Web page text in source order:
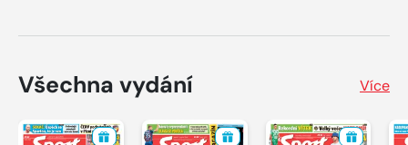
Všechna vydání Více